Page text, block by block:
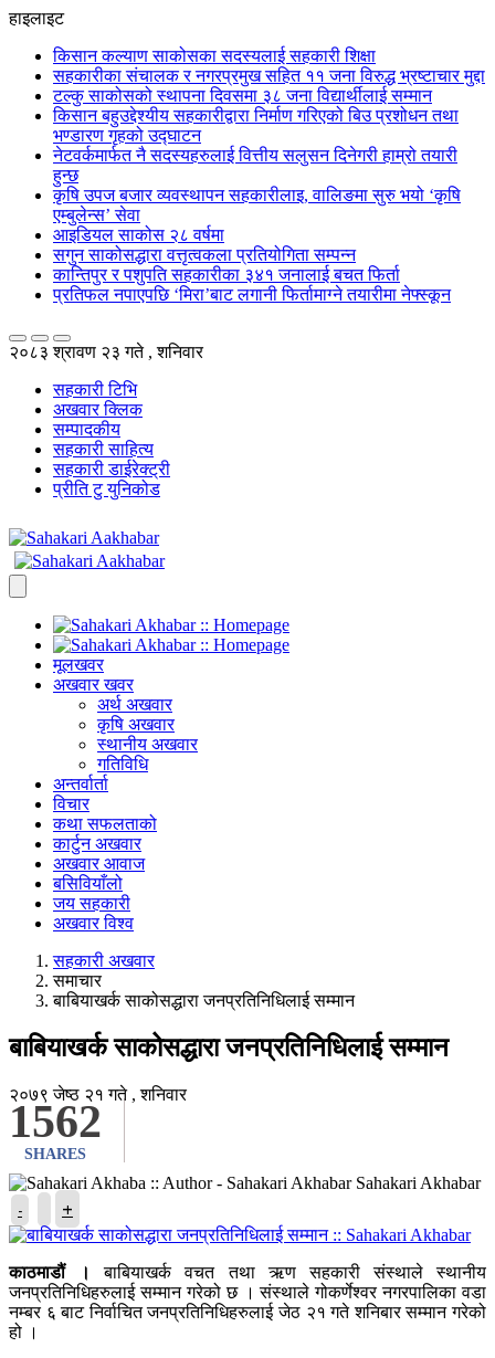
हाइलाइट
किसान कल्याण साकोसका सदस्यलाई सहकारी शिक्षा
सहकारीका संचालक र नगरप्रमुख सहित ११ जना विरुद्ध भ्रष्टाचार मुद्दा
टल्कु साकोसको स्थापना दिवसमा ३८ जना विद्यार्थीलाई सम्मान
किसान बहुउद्देश्यीय सहकारीद्वारा निर्माण गरिएको बिउ प्रशोधन तथा
भण्डारण गृहको उद्घाटन
नेटवर्कमार्फत नै सदस्यहरुलाई वित्तीय सलुसन दिनेगरी हाम्रो तयारी
हुन्छ
कृषि उपज बजार व्यवस्थापन सहकारीलाइ, वालिङमा सुरु भयो ‘कृषि
एम्बुलेन्स’ सेवा
आइडियल साकोस २८ वर्षमा
सगुन साकोसद्धारा वत्तृत्वकला प्रतियोगिता सम्पन्न
कान्तिपुर र पशुपति सहकारीका ३४१ जनालाई बचत फिर्ता
प्रतिफल नपाएपछि ‘मिरा’बाट लगानी फिर्तामाग्ने तयारीमा नेफ्स्कून
२०८३ श्रावण २३ गते , शनिवार
सहकारी टिभि
अखवार क्लिक
सम्पादकीय
सहकारी साहित्य
सहकारी डाईरेक्ट्री
प्रीति टु युनिकोड
मूलखवर
अखवार खवर
अर्थ अखवार
कृषि अखवार
स्थानीय अखवार
गतिविधि
अन्तर्वार्ता
विचार
कथा सफलताको
कार्टुन अखवार
अखवार आवाज
बसिवियाँलो
जय सहकारी
अखवार विश्व
सहकारी अखवार
समाचार
बाबियाखर्क साकोसद्धारा जनप्रतिनिधिलाई सम्मान
बाबियाखर्क साकोसद्धारा जनप्रतिनिधिलाई सम्मान
1562
SHARES
२०७९ जेष्ठ २१ गते , शनिवार
Sahakari Akhabar
- +
काठमाडौं ।
बाबियाखर्क वचत तथा ऋण सहकारी संस्थाले स्थानीय
जनप्रतिनिधिहरुलाई सम्मान गरेको छ । संस्थाले गोकर्णेश्वर नगरपालिका वडा
नम्बर ६ बाट निर्वाचित जनप्रतिनिधिहरुलाई जेठ २१ गते शनिबार सम्मान गरेको
हो ।